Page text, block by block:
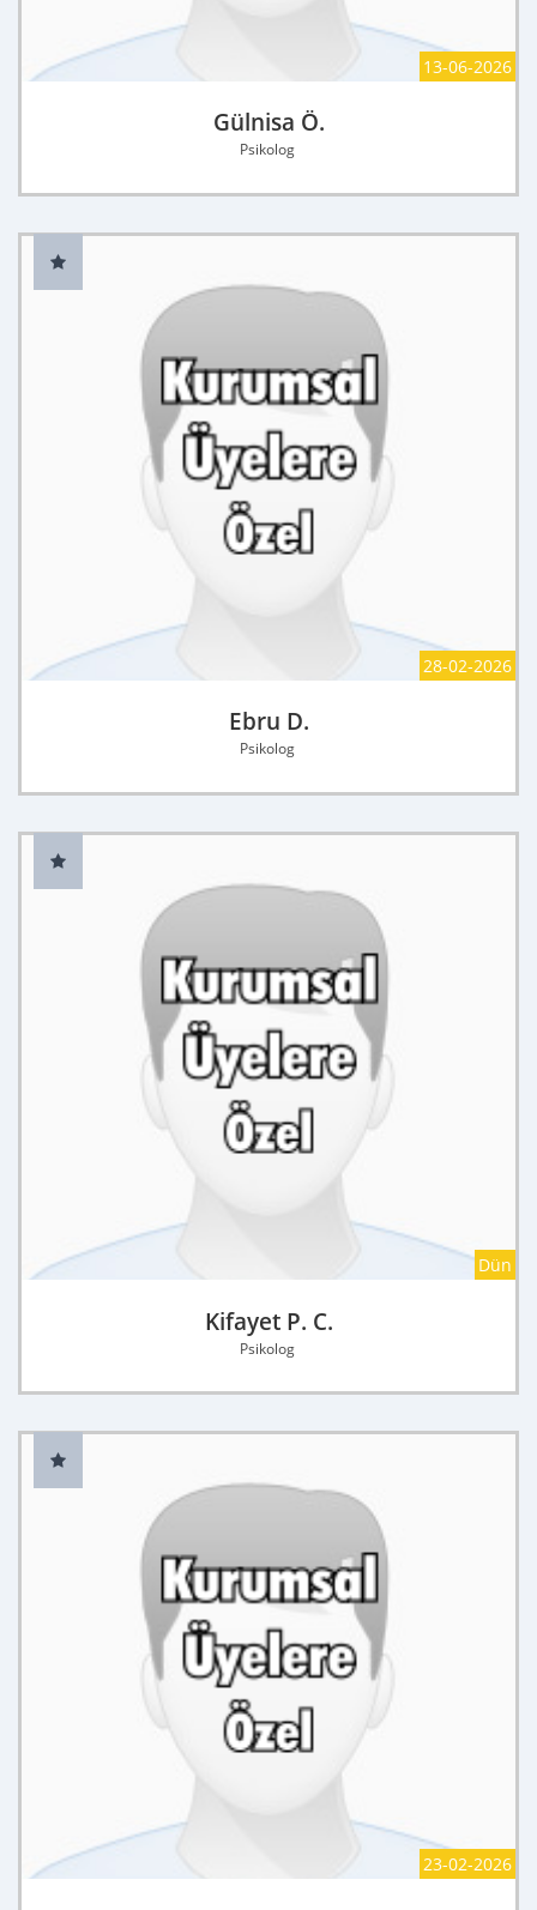
13-06-2026
Gülnisa Ö.
Psikolog
28-02-2026
Ebru D.
Psikolog
Dün
Kifayet P. C.
Psikolog
23-02-2026